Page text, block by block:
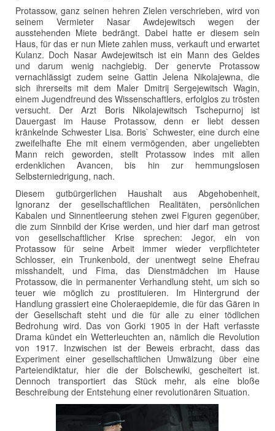
Protassow, ganz seinen hehren Zielen verschrieben, wird von
seinem Vermieter Nasar Awdejewitsch wegen der
ausstehenden Miete bedrängt. Dabei hatte er diesem sein
Haus, für das er nun Miete zahlen muss, verkauft und erwartet
Kulanz. Doch Nasar Awdejewitsch ist ein Mann des Geldes
und darum wenig nachgiebig. Der genervte Protassow
vernachlässigt zudem seine Gattin Jelena Nikolajewna, die
sich ihrerseits mit dem Maler Dmitrij Sergejewitsch Wagin,
einem Jugendfreund des Wissenschaftlers, erfolglos zu trösten
versucht. Der Arzt Boris Nikolajewitsch Tschepurnoj ist
Dauergast im Hause Protassow, denn er liebt dessen
kränkelnde Schwester Lisa. Boris` Schwester, eine durch eine
zweifelhafte Ehe mit einem vermögenden, aber ungeliebten
Mann reich geworden, stellt Protassow indes mit allen
erdenklichen Avancen, bis hin zur hemmungslosen
Selbsterniedrigung, nach.
Diesem gutbürgerlichen Haushalt aus Abgehobenheit,
Ignoranz der gesellschaftlichen Realitäten, persönlichen
Kabalen und Sinnentleerung stehen zwei Figuren gegenüber,
die zum Sinnbild der Krise werden, und hier darf man getrost
von gesellschaftlicher Krise sprechen: Jegor, ein von
Protassow für seine Arbeit immer wieder verpflichteter
Schlosser, ein Trunkenbold, der unentwegt seine Ehefrau
misshandelt, und Fima, das Dienstmädchen im Hause
Protassow, die in permanenter Verhandlung steht, um sich so
teuer wie möglich zu prostituieren. Im Hintergrund der
Handlung grassiert eine Choleraepidemie, die für das Gären in
der Gesellschaft steht und die für alle zu einer tödlichen
Bedrohung wird. Das von Gorki 1905 in der Haft verfasste
Drama kündet ein Wetterleuchten an, nämlich die Revolution
von 1917. Inzwischen ist der Beweis erbracht, dass das
Experiment einer gesellschaftlichen Umwälzung über eine
Parteiendiktatur, hier die der Bolschewiki, gescheitert ist.
Dennoch transportiert das Stück mehr, als eine bloße
Beschreibung der Entstehung einer revolutionären Situation.